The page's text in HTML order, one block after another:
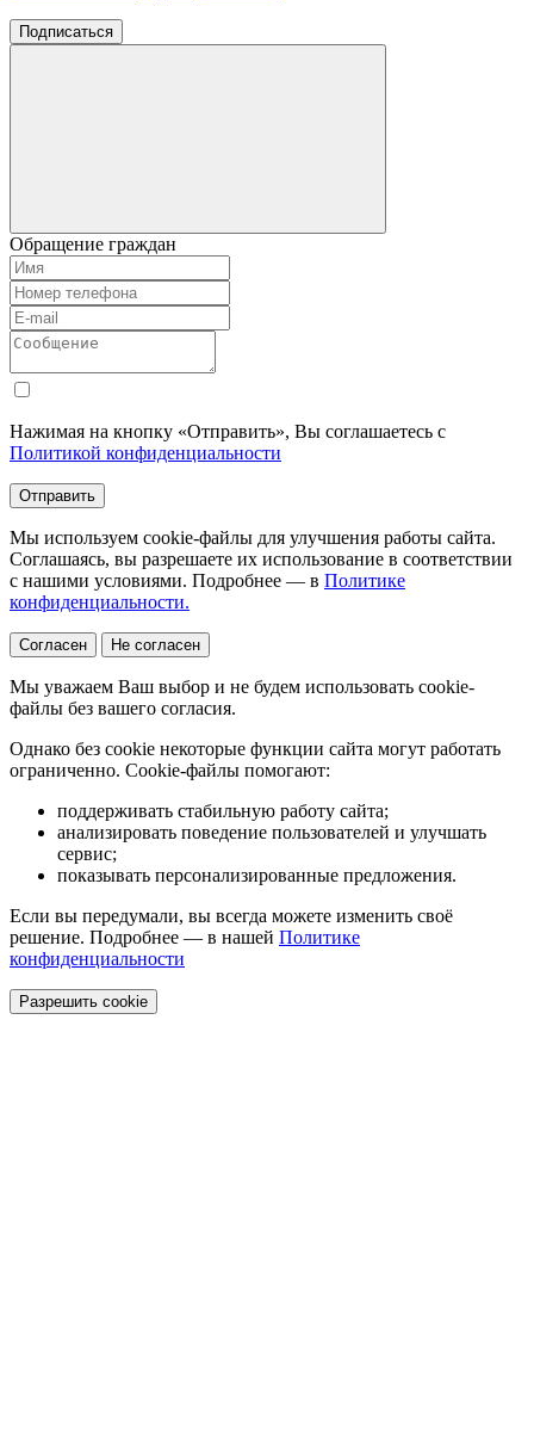
Подписаться
Обращение граждан
Нажимая на кнопку «Отправить», Вы соглашаетесь с
Политикой конфиденциальности
Отправить
Мы используем cookie-файлы для улучшения работы сайта.
Соглашаясь, вы разрешаете их использование в соответствии
с нашими условиями. Подробнее — в Политике
конфиденциальности.
Согласен Не согласен
Мы уважаем Ваш выбор и не будем использовать cookie-
файлы без вашего согласия.
Однако без cookie некоторые функции сайта могут работать
ограниченно. Cookie-файлы помогают:
поддерживать стабильную работу сайта;
анализировать поведение пользователей и улучшать
сервис;
показывать персонализированные предложения.
Если вы передумали, вы всегда можете изменить своё
решение. Подробнее — в нашей Политике
конфиденциальности
Разрешить cookie